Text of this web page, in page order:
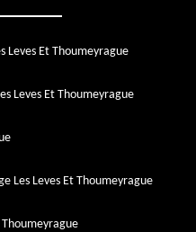
Leves Et Thoumeyrague
Leves Et Thoumeyrague
Les Leves Et Thoumeyrague